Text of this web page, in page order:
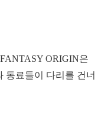
ORIGIN은
동료들이 다리를 건너